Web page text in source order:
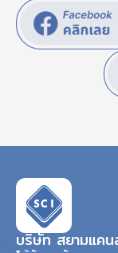
บริษัท สยามแค